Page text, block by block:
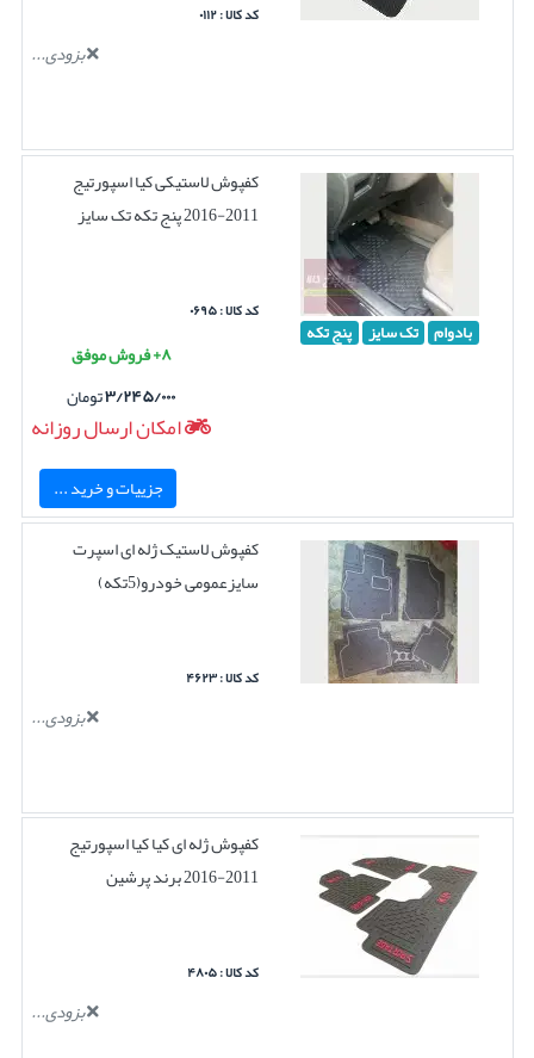
کد کالا : ۰۱۱۲
بزودی...
بادوام تک سایز پنج تکه
کفپوش لاستیکی کیا اسپورتیج
2011-2016 پنج تکه تک سایز
کد کالا : ۰۶۹۵
۸+ فروش موفق
۳/۲۴۵/۰۰۰تومان
امکان ارسال روزانه
جزییات و خرید ...
کفپوش لاستیک ژله ای اسپرت
سایزعمومی خودرو(5تکه)
کد کالا : ۴۶۲۳
بزودی...
کفپوش ژله ای کیا کیا اسپورتیج
2011-2016 برند پرشین
کد کالا : ۴۸۰۵
بزودی...